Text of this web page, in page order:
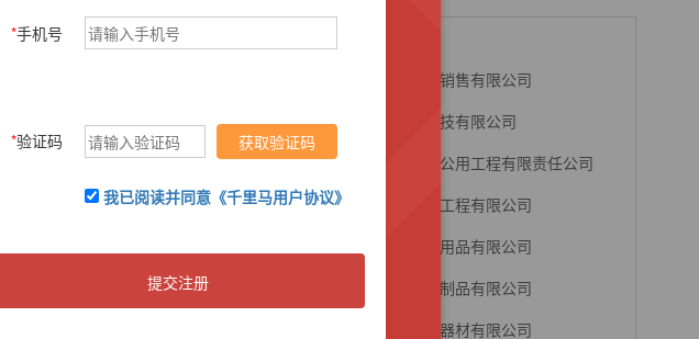
息 项目名称：黔西南州中医院脉冲针灸
正文中 )
竞价 公告日期 ***-08-03 40 交易品种： 涉
考，不作为提货及结算依据。双方结算以实
南昌厦工机械销售有限公司
滑县创世纪科技有限公司
朝阳庆贺市政公用工程有限责任公司
·
凉山银鑫路桥工程有限公司
上海世君旅游用品有限公司
上海仁友玻璃制品有限公司
上海众欣医疗器材有限公司
*手机号
*验证码 获取验证码
我已阅读并同意《千里马用户协议》
提交注册